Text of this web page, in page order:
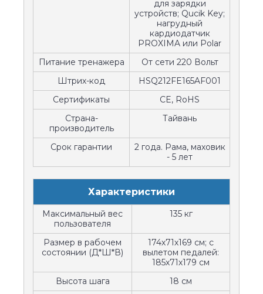
для зарядки
устройств; Qucik Key;
нагрудный
кардиодатчик
PROXIMA или Polar
Питание тренажера
От сети 220 Вольт
Штрих-код
HSQ212FE165AF001
Сертификаты
CE, RoHS
Страна-
производитель
Тайвань
Срок гарантии
2 года. Рама, маховик
- 5 лет
Характеристики
Максимальный вес
пользователя
135 кг
Размер в рабочем
состоянии (Д*Ш*В)
174х71х169 см; с
вылетом педалей:
185х71х179 см
Высота шага
18 см